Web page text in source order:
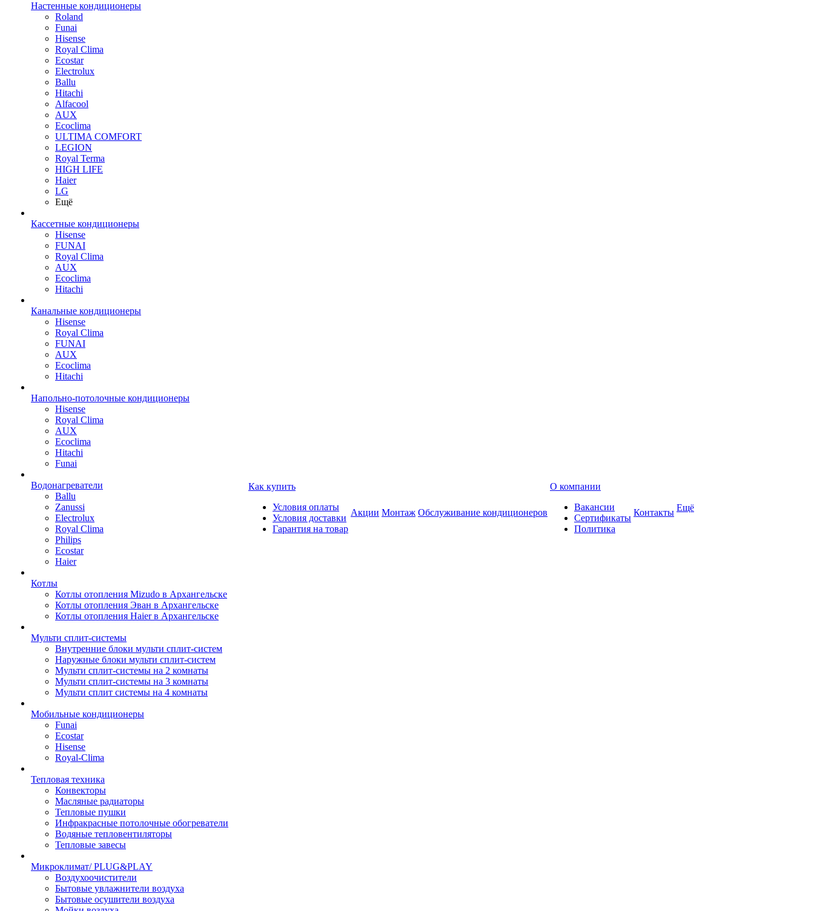
Настенные кондиционеры
Roland
Funai
Hisense
Royal Clima
Ecostar
Electrolux
Ballu
Hitachi
Alfacool
AUX
Ecoclima
ULTIMA COMFORT
LEGION
Royal Terma
HIGH LIFE
Haier
LG
Ещё
Кассетные кондиционеры
Hisense
FUNAI
Royal Clima
AUX
Ecoclima
Hitachi
Канальные кондиционеры
Hisense
Royal Clima
FUNAI
AUX
Ecoclima
Hitachi
Напольно-потолочные кондиционеры
Hisense
Royal Clima
AUX
Ecoclima
Hitachi
Funai
Водонагреватели
Ballu
Zanussi
Electrolux
Royal Clima
Philips
Ecostar
Haier
Котлы
Котлы отопления Mizudo в Архангельске
Котлы отопления Эван в Архангельске
Котлы отопления Haier в Архангельске
Мульти сплит-системы
Внутренние блоки мульти сплит-систем
Наружные блоки мульти сплит-систем
Мульти сплит-системы на 2 комнаты
Мульти сплит-системы на 3 комнаты
Мульти сплит системы на 4 комнаты
Мобильные кондиционеры
Funai
Ecostar
Hisense
Royal-Clima
Тепловая техника
Конвекторы
Масляные радиаторы
Тепловые пушки
Инфракрасные потолочные обогреватели
Водяные тепловентиляторы
Тепловые завесы
Микроклимат/ PLUG&PLAY
Воздухоочистители
Бытовые увлажнители воздуха
Бытовые осушители воздуха
Как купить
Условия оплаты
Условия доставки
Гарантия на товар
Акции Монтаж Обслуживание кондиционеров
О компании
Вакансии
Сертификаты
Политика
Контакты Ещё